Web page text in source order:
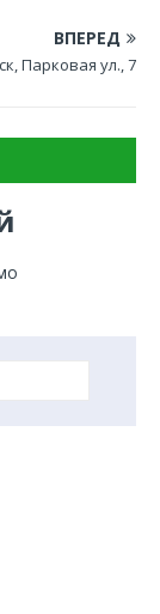
ВПЕРЕД
Парковая ул., 7